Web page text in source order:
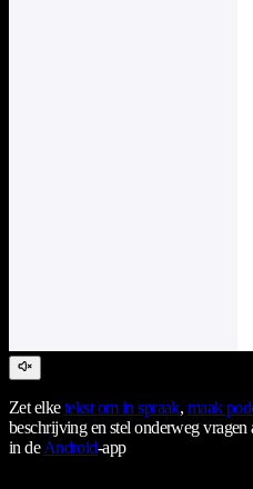
Zet elketekst om in spraak, maak
beschrijving en stel onderweg vragen
in deAndroid-app